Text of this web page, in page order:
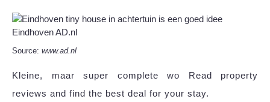
Source: www.ad.nl
Kleine, maar super complete wo Read property
reviews and find the best deal for your stay.